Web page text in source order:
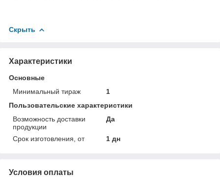
Скрыть
Характеристики
Основные
Минимальный тираж
1
Пользовательские характеристики
Возможность доставки
продукции
Да
Срок изготовления, от 1 дн
Условия оплаты